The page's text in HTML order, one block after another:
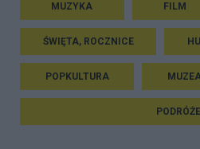
MUZYKA FILM
ŚWIĘTA, ROCZNICE
POPKULTURA
PODRÓŻE